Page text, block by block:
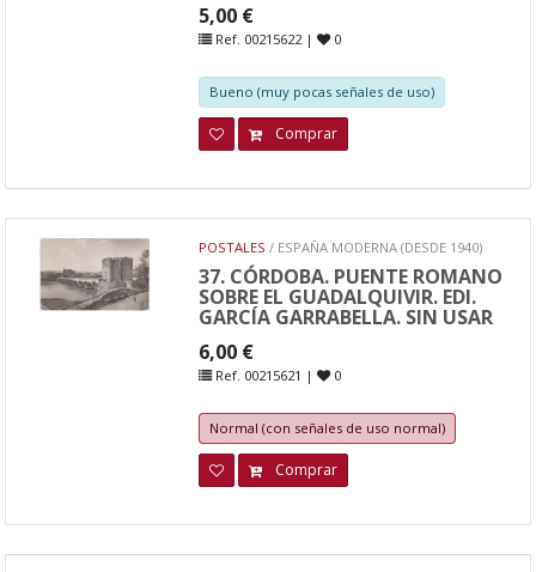
5,00 €
Ref. 00215622 | 0
Bueno (muy pocas señales de uso)
Comprar
POSTALES / ESPAÑA MODERNA (DESDE 1940)
37. CÓRDOBA. PUENTE ROMANO
SOBRE EL GUADALQUIVIR. EDI.
GARCÍA GARRABELLA. SIN USAR
6,00 €
Ref. 00215621 | 0
Normal (con señales de uso normal)
Comprar